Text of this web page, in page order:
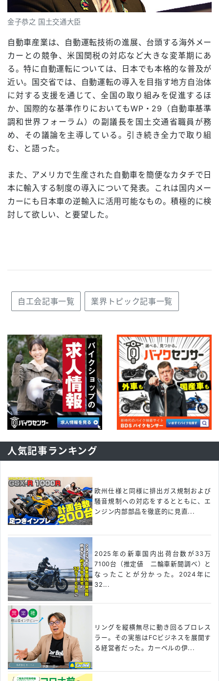
金子恭之 国土交通大臣
自動車産業は、自動運転技術の進展、台頭する海外メー
カーとの競争、米国関税の対応など大きな変革期にあ
る。特に自動運転については、日本でも本格的な普及が
近い。国交省では、自動運転の導入を目指す地方自治体
に対する支援を通じて、全国の取り組みを促進するほ
か、国際的な基準作りにおいてもWP・29（自動車基準
調和世界フォーラム）の副議長を国土交通省職員が務
め、その議論を主導している。引き続き全力で取り組
む、と語った。
また、アメリカで生産された自動車を簡便なカタチで日
本に輸入する制度の導入について発表。これは国内メー
カーにも日本車の逆輸入に活用可能なもの。積極的に検
討して欲しい、と要望した。
自工会記事一覧 業界トピック記事一覧
人気記事ランキング
欧州仕様と同様に排出ガス規制および
騒音規制への対応をするとともに、エ
ンジン内部部品を徹底的に見直...
2025年の新車国内出荷台数が33万
7100台（推定値 二輪車新聞調べ）と
なったことが分かった。2024年に
32...
リングを縦横無尽に動き回るプロレス
ラー。その実態はFCビジネスを展開す
る経営者だった。カーベルの伊...